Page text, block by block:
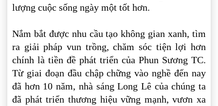
lượng cuộc sống ngày một tốt hơn.
Nắm bắt được nhu cầu tạo không gian xanh, tìm
ra giải pháp vun trồng, chăm sóc tiện lợi hơn
chính là tiền đề phát triển của Phun Sương TC.
Từ giai đoạn đầu chập chững vào nghề đến nay
đã hơn 10 năm, nhà sáng Long Lê của chúng ta
đã phát triển thương hiệu vững mạnh, vươn xa